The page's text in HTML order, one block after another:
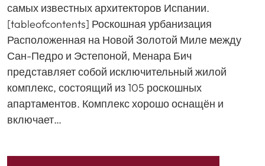
самых известных архитекторов Испании.
[tableofcontents] Роскошная урбанизация
Расположенная на Новой Золотой Миле между
Сан-Педро и Эстепоной, Менара Бич
представляет собой исключительный жилой
комплекс, состоящий из 105 роскошных
апартаментов. Комплекс хорошо оснащён и
включает…